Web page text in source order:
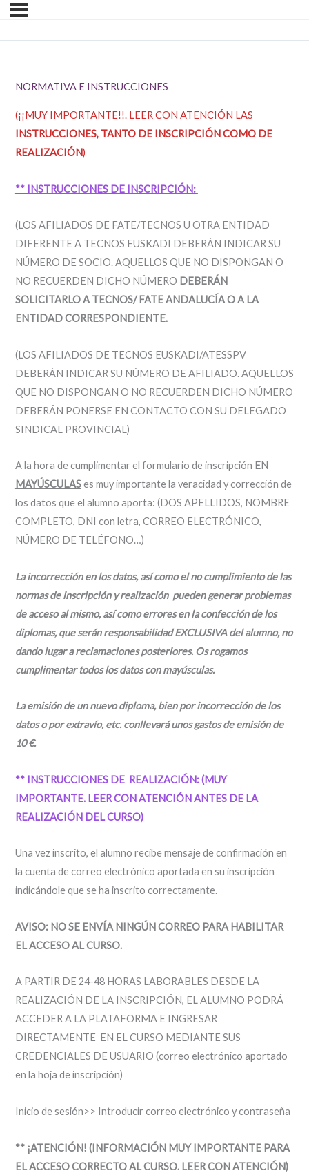
NORMATIVA E INSTRUCCIONES
(¡¡MUY IMPORTANTE!!. LEER CON ATENCIÓN LAS
INSTRUCCIONES, TANTO DE INSCRIPCIÓN COMO DE
REALIZACIÓN)
** INSTRUCCIONES DE INSCRIPCIÓN:
(LOS AFILIADOS DE FATE/TECNOS U OTRA ENTIDAD
DIFERENTE A TECNOS EUSKADI DEBERÁN INDICAR SU
NÚMERO DE SOCIO. AQUELLOS QUE NO DISPONGAN O
NO RECUERDEN DICHO NÚMERO DEBERÁN
SOLICITARLO A TECNOS/ FATE ANDALUCÍA O A LA
ENTIDAD CORRESPONDIENTE.
(LOS AFILIADOS DE TECNOS EUSKADI/ATESSPV
DEBERÁN INDICAR SU NÚMERO DE AFILIADO. AQUELLOS
QUE NO DISPONGAN O NO RECUERDEN DICHO NÚMERO
DEBERÁN PONERSE EN CONTACTO CON SU DELEGADO
SINDICAL PROVINCIAL)
A la hora de cumplimentar el formulario de inscripción EN
MAYÚSCULASes muy importante la veracidad y corrección de
los datos que el alumno aporta: (DOS APELLIDOS, NOMBRE
COMPLETO, DNI con letra, CORREO ELECTRÓNICO,
NÚMERO DE TELÉFONO…)
La incorrección en los datos, así como el no cumplimiento de las
normas de inscripción y realización pueden generar problemas
de acceso al mismo, así como errores en la confección de los
diplomas, que serán responsabilidad EXCLUSIVA del alumno, no
dando lugar a reclamaciones posteriores. Os rogamos
cumplimentar todos los datos con mayúsculas.
La emisión de un nuevo diploma, bien por incorrección de los
datos o por extravío, etc. conllevará unos gastos de emisión de
10 €.
** INSTRUCCIONES DE REALIZACIÓN: (MUY
IMPORTANTE. LEER CON ATENCIÓN ANTES DE LA
REALIZACIÓN DEL CURSO)
Una vez inscrito, el alumno recibe mensaje de confirmación en
la cuenta de correo electrónico aportada en su inscripción
indicándole que se ha inscrito correctamente.
AVISO: NO SE ENVÍA NINGÚN CORREO PARA HABILITAR
EL ACCESO AL CURSO.
A PARTIR DE 24-48 HORAS LABORABLES DESDE LA
REALIZACIÓN DE LA INSCRIPCIÓN, EL ALUMNO PODRÁ
ACCEDER A LA PLATAFORMA E INGRESAR
DIRECTAMENTE EN EL CURSO MEDIANTE SUS
CREDENCIALES DE USUARIO (correo electrónico aportado
en la hoja de inscripción)
Inicio de sesión>> Introducir correo electrónico y contraseña
** ¡ATENCIÓN! (INFORMACIÓN MUY IMPORTANTE PARA
EL ACCESO CORRECTO AL CURSO. LEER CON ATENCIÓN)